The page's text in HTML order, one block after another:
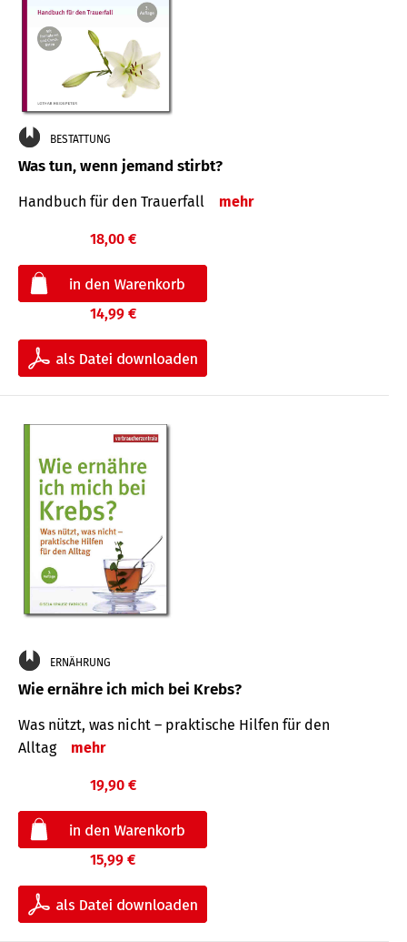
BESTATTUNG
Was tun, wenn jemand stirbt?
Handbuch für den Trauerfall mehr
18,00 €
14,99 €
ERNÄHRUNG
Wie ernähre ich mich bei Krebs?
Was nützt, was nicht – praktische Hilfen für den
Alltag
mehr
19,90 €
15,99 €